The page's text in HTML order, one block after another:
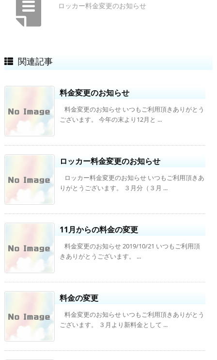
ロッカー料金変更のお知らせ
関連記事
料金変更のお知らせ
料金変更のお知らせ いつもご利用頂きありがとう
ございます。 今年の末より12月と ...
ロッカー料金変更のお知らせ
ロッカー料金変更のお知らせ いつもご利用頂きあ
りがとうございます。 ３月分（３月 ...
11月からの料金の変更
料金変更のお知らせ 2019/10/21 いつもご利用頂
きありがとうございます。 ...
料金の変更
料金変更のお知らせ いつもご利用頂きありがとう
ございます。 ３月より新料金として ...